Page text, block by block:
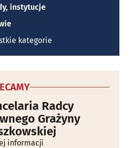
instytucje
kategorie
Radcy
Grażyny
informacji